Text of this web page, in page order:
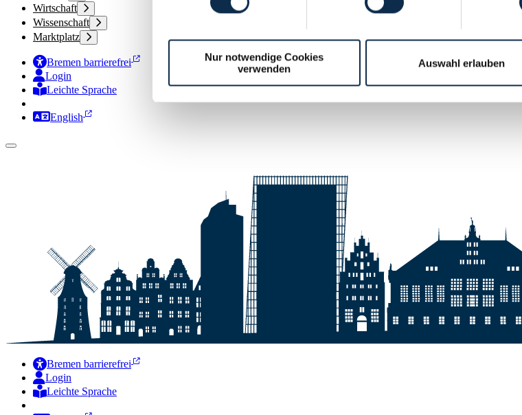
Nur notwendige Cookies
verwenden
Auswahl erlauben
Wirtschaft
Wissenschaft
Marktplatz
Bremen barrierefrei
Login
Leichte Sprache
Zur Deutschen Gebärdensprache
English
Bremen barrierefrei
Login
Leichte Sprache